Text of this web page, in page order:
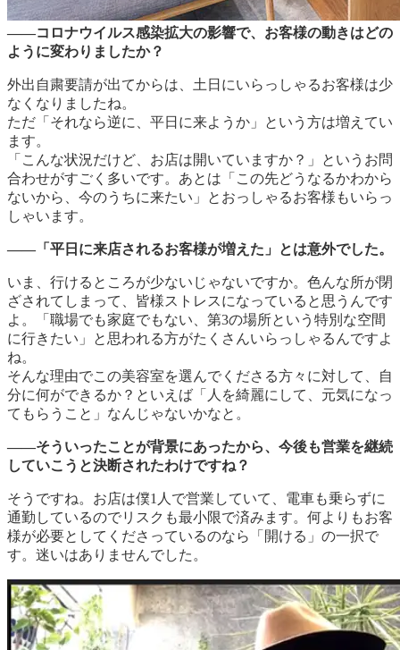
――コロナウイルス感染拡大の影響で、お客様の動きはどの
ように変わりましたか？
外出自粛要請が出てからは、土日にいらっしゃるお客様は少
なくなりましたね。
ただ「それなら逆に、平日に来ようか」という方は増えてい
ます。
「こんな状況だけど、お店は開いていますか？」というお問
合わせがすごく多いです。あとは「この先どうなるかわから
ないから、今のうちに来たい」とおっしゃるお客様もいらっ
しゃいます。
――「平日に来店されるお客様が増えた」とは意外でした。
いま、行けるところが少ないじゃないですか。色んな所が閉
ざされてしまって、皆様ストレスになっていると思うんです
よ。「職場でも家庭でもない、第3の場所という特別な空間
に行きたい」と思われる方がたくさんいらっしゃるんですよ
ね。
そんな理由でこの美容室を選んでくださる方々に対して、自
分に何ができるか？といえば「人を綺麗にして、元気になっ
てもらうこと」なんじゃないかなと。
――そういったことが背景にあったから、今後も営業を継続
していこうと決断されたわけですね？
そうですね。お店は僕1人で営業していて、電車も乗らずに
通勤しているのでリスクも最小限で済みます。何よりもお客
様が必要としてくださっているのなら「開ける」の一択で
す。迷いはありませんでした。